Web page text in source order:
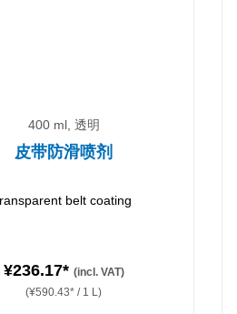
400 ml, 透明
皮带防滑喷剂
belt coating
¥236.17* (incl. VAT)
(¥590.43* / 1 L)